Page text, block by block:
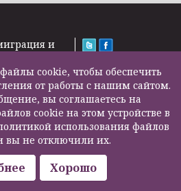
и
и пенсии
услуги
услуги
2000 – 2026©
F200500002
файлы cookie, чтобы обеспечить
от работы с нашим сайтом.
вы соглашаетесь на
cookie на этом устройстве в
использования файлов
вы не отключили их.
Хорошо